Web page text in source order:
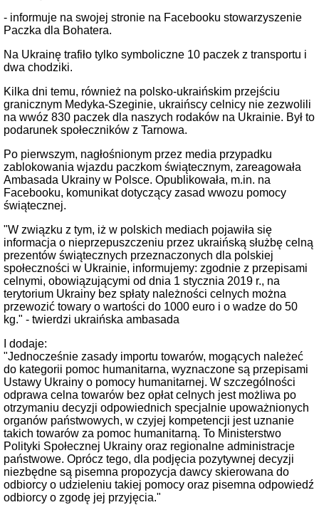
- informuje na swojej stronie na Facebooku stowarzyszenie
Paczka dla Bohatera.
Na Ukrainę trafiło tylko symboliczne 10 paczek z transportu i
dwa chodziki.
Kilka dni temu, również na polsko-ukraińskim przejściu
granicznym Medyka-Szeginie, ukraińscy celnicy nie zezwolili
na wwóz 830 paczek dla naszych rodaków na Ukrainie. Był to
podarunek społeczników z Tarnowa.
Po pierwszym, nagłośnionym przez media przypadku
zablokowania wjazdu paczkom świątecznym, zareagowała
Ambasada Ukrainy w Polsce. Opublikowała, m.in. na
Facebooku, komunikat dotyczący zasad wwozu pomocy
świątecznej.
"W związku z tym, iż w polskich mediach pojawiła się
informacja o nieprzepuszczeniu przez ukraińską służbę celną
prezentów świątecznych przeznaczonych dla polskiej
społeczności w Ukrainie, informujemy: zgodnie z przepisami
celnymi, obowiązującymi od dnia 1 stycznia 2019 r., na
terytorium Ukrainy bez spłaty należności celnych można
przewozić towary o wartości do 1000 euro i o wadze do 50
kg." - twierdzi ukraińska ambasada
I dodaje:
"Jednocześnie zasady importu towarów, mogących należeć
do kategorii pomoc humanitarna, wyznaczone są przepisami
Ustawy Ukrainy o pomocy humanitarnej. W szczególności
odprawa celna towarów bez opłat celnych jest możliwa po
otrzymaniu decyzji odpowiednich specjalnie upoważnionych
organów państwowych, w czyjej kompetencji jest uznanie
takich towarów za pomoc humanitarną. To Ministerstwo
Polityki Społecznej Ukrainy oraz regionalne administracje
państwowe. Oprócz tego, dla podjęcia pozytywnej decyzji
niezbędne są pisemna propozycja dawcy skierowana do
odbiorcy o udzieleniu takiej pomocy oraz pisemna odpowiedź
odbiorcy o zgodę jej przyjęcia."